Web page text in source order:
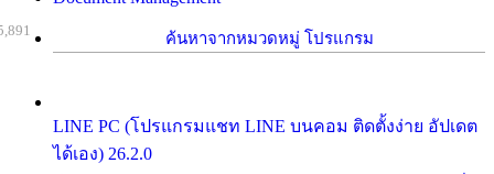
ค้นหาจากหมวดหมู่ โปรแกรม
LINE PC (โปรแกรมแชท LINE บนคอม ติดตั้งง่าย อัปเดต
ได้เอง) 26.2.0